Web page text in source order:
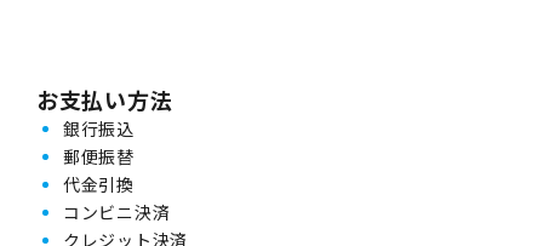
お支払い方法
銀行振込
郵便振替
代金引換
コンビニ決済
クレジット決済